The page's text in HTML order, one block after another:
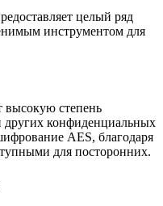
целый ряд
инструментом для
высокую степень
других конфиденциальных
AES, благодаря
для посторонних.